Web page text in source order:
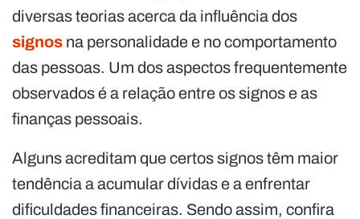
diversas teorias acerca da influência dos
signos na personalidade e no comportamento
das pessoas. Um dos aspectos frequentemente
observados é a relação entre os signos e as
finanças pessoais.
Alguns acreditam que certos signos têm maior
tendência a acumular dívidas e a enfrentar
dificuldades financeiras. Sendo assim, confira